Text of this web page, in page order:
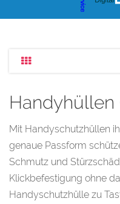
Handyhüllen
Mit Handyschutzhüllen
genaue Passform
Schmutz und
Klickbefestigung ohne
Handyschutzhülle zu